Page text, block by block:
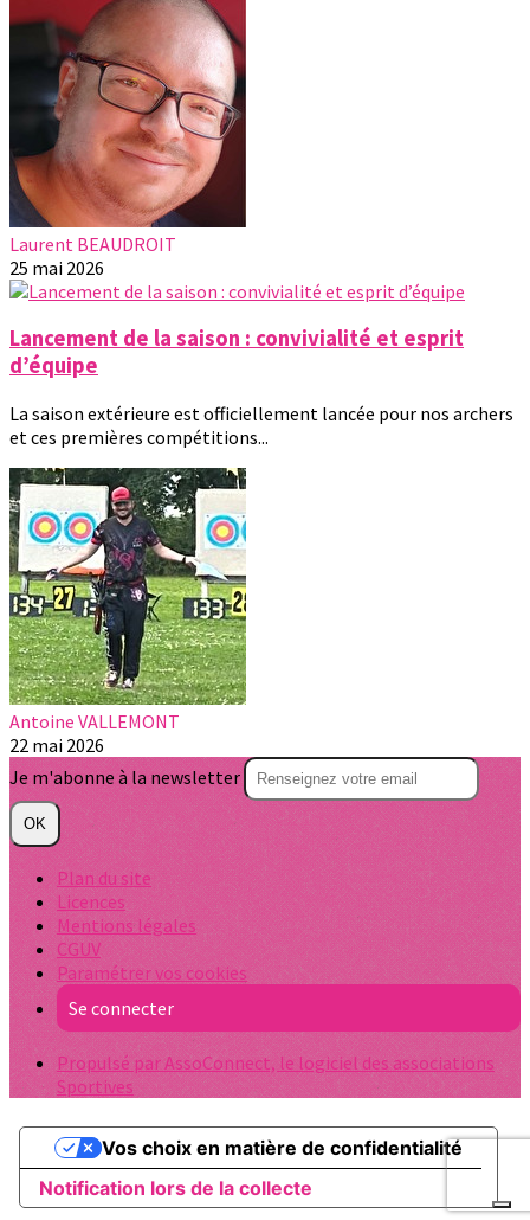
Laurent BEAUDROIT
25 mai 2026
Lancement de la saison : convivialité et esprit
d’équipe
La saison extérieure est officiellement lancée pour nos archers
et ces premières compétitions...
Antoine VALLEMONT
22 mai 2026
Je m'abonne à la newsletter
OK
Plan du site
Licences
Mentions légales
CGUV
Paramétrer vos cookies
Se connecter
Propulsé par AssoConnect, le logiciel des associations
Sportives
Notification lors de la collecte
Vos choix en matière de confidentialité